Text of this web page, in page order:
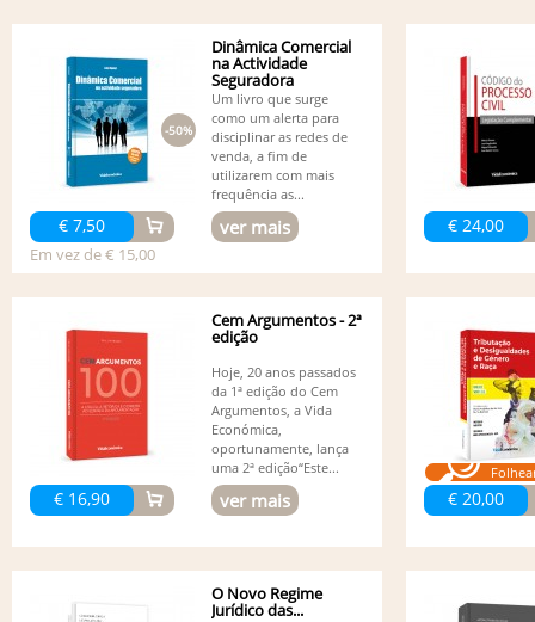
€ 7,50
Em vez de € 15,00
-50%
Dinâmica Comercial
na Actividade
Seguradora
Um livro que surge
como um alerta para
disciplinar as redes de
venda, a fim de
utilizarem com mais
frequência as...
ver mais € 24,00
€ 16,90
Cem Argumentos - 2ª
edição
Hoje, 20 anos passados
da 1ª edição do Cem
Argumentos, a Vida
Económica,
oportunamente, lança
uma 2ª edição“Este...
ver mais € 20,00
O Novo Regime
Jurídico das...